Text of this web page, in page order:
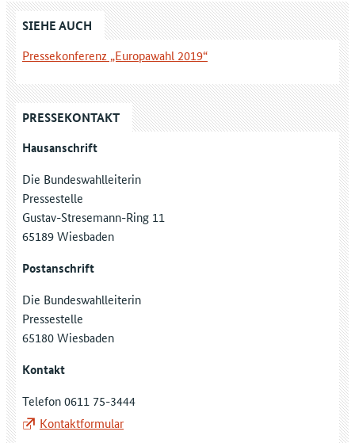
PRESSEKONTAKT
Hausanschrift
Die Bundeswahlleiterin
Pressestelle
Gustav-Stresemann-Ring 11
65189 Wiesbaden
Postanschrift
Die Bundeswahlleiterin
Pressestelle
65180 Wiesbaden
Kontakt
Telefon 0611 75-3444
Kontaktformular
SIEHE AUCH
Pressekonferenz „Europawahl 2019“